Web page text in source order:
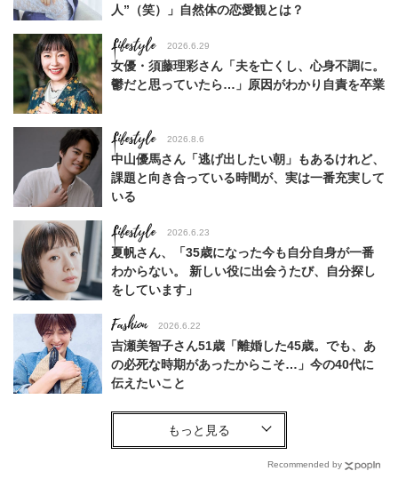
人”（笑）」自然体の恋愛観とは？
Lifestyle 2026.6.29
女優・須藤理彩さん「夫を亡くし、心身不調に。
鬱だと思っていたら…」原因がわかり自責を卒業
Lifestyle 2026.8.6
中山優馬さん「逃げ出したい朝」もあるけれど、
課題と向き合っている時間が、実は一番充実して
いる
Lifestyle 2026.6.23
夏帆さん、「35歳になった今も自分自身が一番
わからない。 新しい役に出会うたび、自分探し
をしています」
Fashion 2026.6.22
吉瀬美智子さん51歳「離婚した45歳。でも、あ
の必死な時期があったからこそ…」今の40代に
伝えたいこと
Fashion
【40代コンサバ派】白Tシャツは「パール×ゴー
ルドアクセ」を合わせるのが正解！〈大野真理子
Recommended by